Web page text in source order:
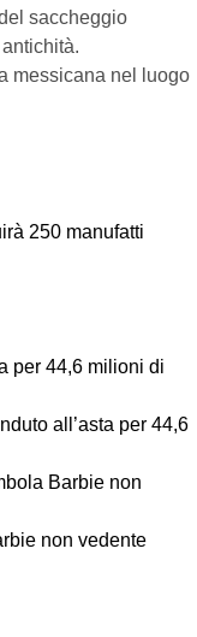
saccheggio
messicana nel luogo
250 manufatti
all’asta per 44,6
Barbie non